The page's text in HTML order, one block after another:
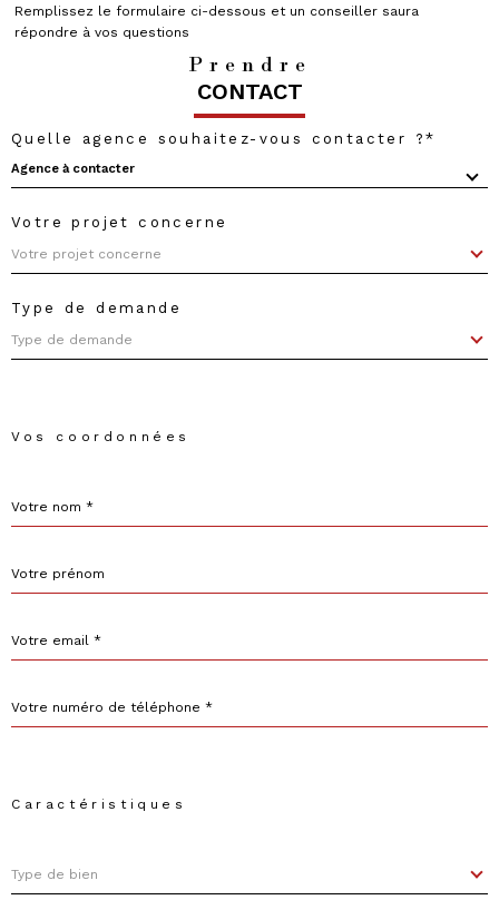
Remplissez le formulaire ci-dessous et un conseiller saura
répondre à vos questions
Prendre
CONTACT
Quelle agence souhaitez-vous contacter ?*
Agence à contacter
Votre
concerne
Votre projet concerne
Votre projet concerne
Type de demande
Type de demande
Vos coordonnées
*
email
*
*
Caractéristiques
de
bien
Type de bien